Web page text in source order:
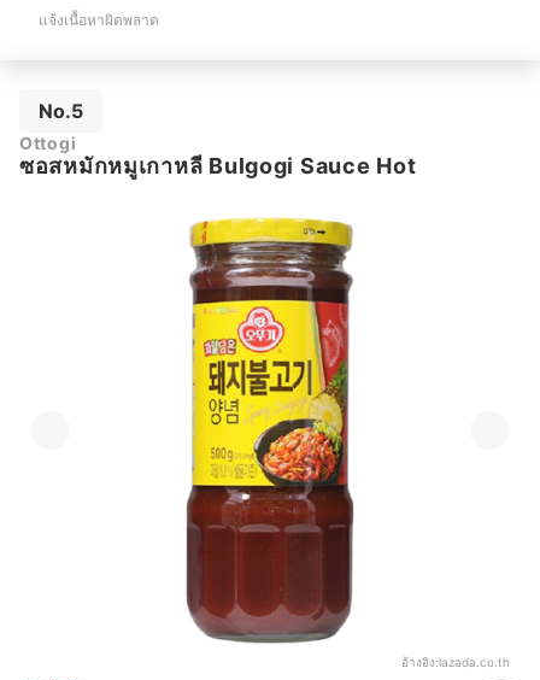
แจ้งเนื้อหาผิดพลาด
No.5
Ottogi
ซอสหมักหมูเกาหลี Bulgogi Sauce Hot
อ้างอิง:lazada.co.th